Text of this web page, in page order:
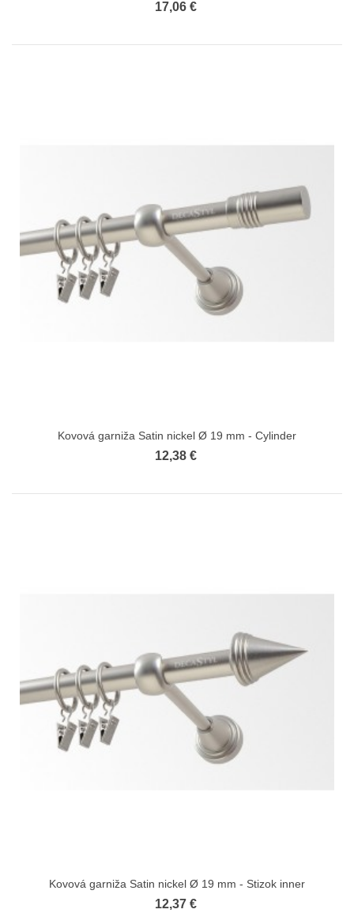
17,06 €
Kovová garniža Satin nickel Ø 19 mm - Cylinder
12,38 €
Kovová garniža Satin nickel Ø 19 mm - Stizok inner
12,37 €